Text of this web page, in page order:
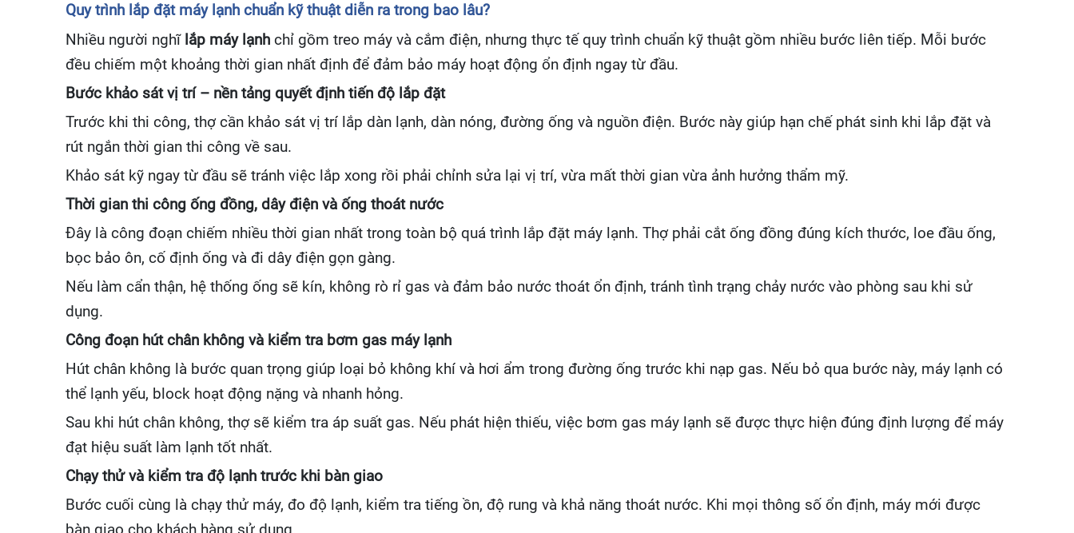
Quy trình lắp đặt máy lạnh chuẩn kỹ thuật diễn ra trong bao lâu?
Nhiều người nghĩ lắp máy lạnh chỉ gồm treo máy và cắm điện, nhưng thực tế quy trình chuẩn kỹ thuật gồm nhiều bước liên tiếp. Mỗi bước
đều chiếm một khoảng thời gian nhất định để đảm bảo máy hoạt động ổn định ngay từ đầu.
Bước khảo sát vị trí – nền tảng quyết định tiến độ lắp đặt
Trước khi thi công, thợ cần khảo sát vị trí lắp dàn lạnh, dàn nóng, đường ống và nguồn điện. Bước này giúp hạn chế phát sinh khi lắp đặt và
rút ngắn thời gian thi công về sau.
Khảo sát kỹ ngay từ đầu sẽ tránh việc lắp xong rồi phải chỉnh sửa lại vị trí, vừa mất thời gian vừa ảnh hưởng thẩm mỹ.
Thời gian thi công ống đồng, dây điện và ống thoát nước
Đây là công đoạn chiếm nhiều thời gian nhất trong toàn bộ quá trình lắp đặt máy lạnh. Thợ phải cắt ống đồng đúng kích thước, loe đầu ống,
bọc bảo ôn, cố định ống và đi dây điện gọn gàng.
Nếu làm cẩn thận, hệ thống ống sẽ kín, không rò rỉ gas và đảm bảo nước thoát ổn định, tránh tình trạng chảy nước vào phòng sau khi sử
dụng.
Công đoạn hút chân không và kiểm tra bơm gas máy lạnh
Hút chân không là bước quan trọng giúp loại bỏ không khí và hơi ẩm trong đường ống trước khi nạp gas. Nếu bỏ qua bước này, máy lạnh có
thể lạnh yếu, block hoạt động nặng và nhanh hỏng.
Sau khi hút chân không, thợ sẽ kiểm tra áp suất gas. Nếu phát hiện thiếu, việc bơm gas máy lạnh sẽ được thực hiện đúng định lượng để máy
đạt hiệu suất làm lạnh tốt nhất.
Chạy thử và kiểm tra độ lạnh trước khi bàn giao
Bước cuối cùng là chạy thử máy, đo độ lạnh, kiểm tra tiếng ồn, độ rung và khả năng thoát nước. Khi mọi thông số ổn định, máy mới được